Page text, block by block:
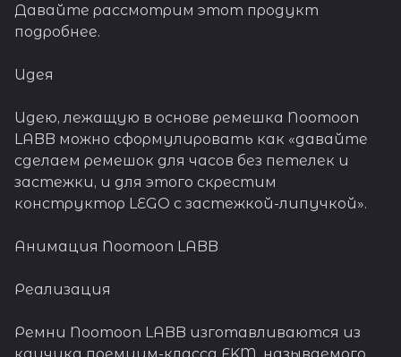
Давайте рассмотрим этот продукт
подробнее.
Идея
Идею, лежащую в основе ремешка Noomoon
LABB можно сформулировать как «давайте
сделаем ремешок для часов без петелек и
застежки, и для этого скрестим
конструктор LEGO с застежкой-липучкой».
Анимация Noomoon LABB
Реализация
Ремни Noomoon LABB изготавливаются из